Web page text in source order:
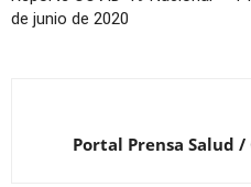
de junio de 2020
Portal Prensa Salud